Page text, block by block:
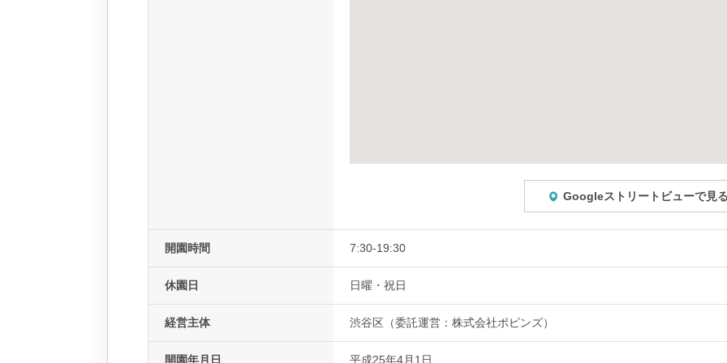
Googleストリートビューで見
開園時間 7:30-19:30
休園日 日曜・祝日
経営主体 渋谷区（委託運営：株式会社ポピンズ）
開園年月日 平成25年4月1日